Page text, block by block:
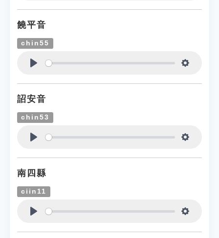
饒平音
chin55
詔安音
chin53
南四縣
ciin11